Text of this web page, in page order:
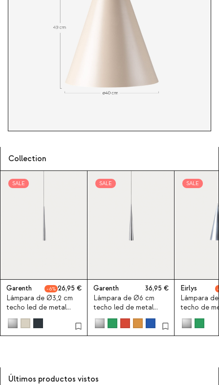
Collection
SALE
Garenth 6
26,95
Lámpara de Ø3,2 cm
techo led de metal
Garenth
SALE
Garenth
36,95
Lámpara de Ø6 cm
techo led de metal
Garenth
SALE
Eirlys
Lámpara
techo de
Últimos productos vistos